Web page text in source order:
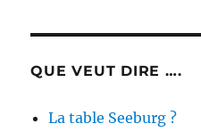
QUE VEUT DIRE ….
La table Seeburg ?